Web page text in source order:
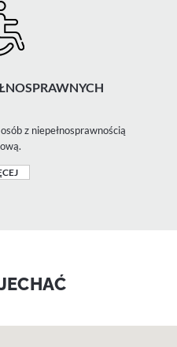
z niepełnosprawnością